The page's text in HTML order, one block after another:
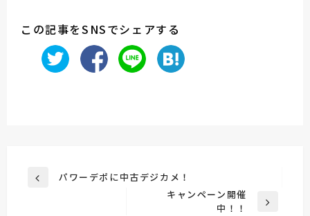
この記事をSNSでシェアする
投
前
パワーデポに中古デジカメ！
キャンペーン開催
中！！